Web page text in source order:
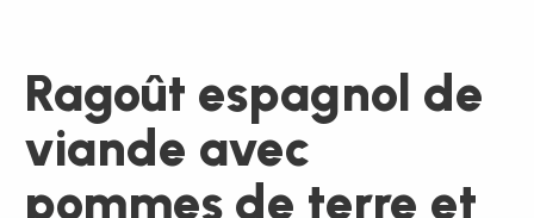
Ragoût espagnol de
viande avec
pommes de terre et